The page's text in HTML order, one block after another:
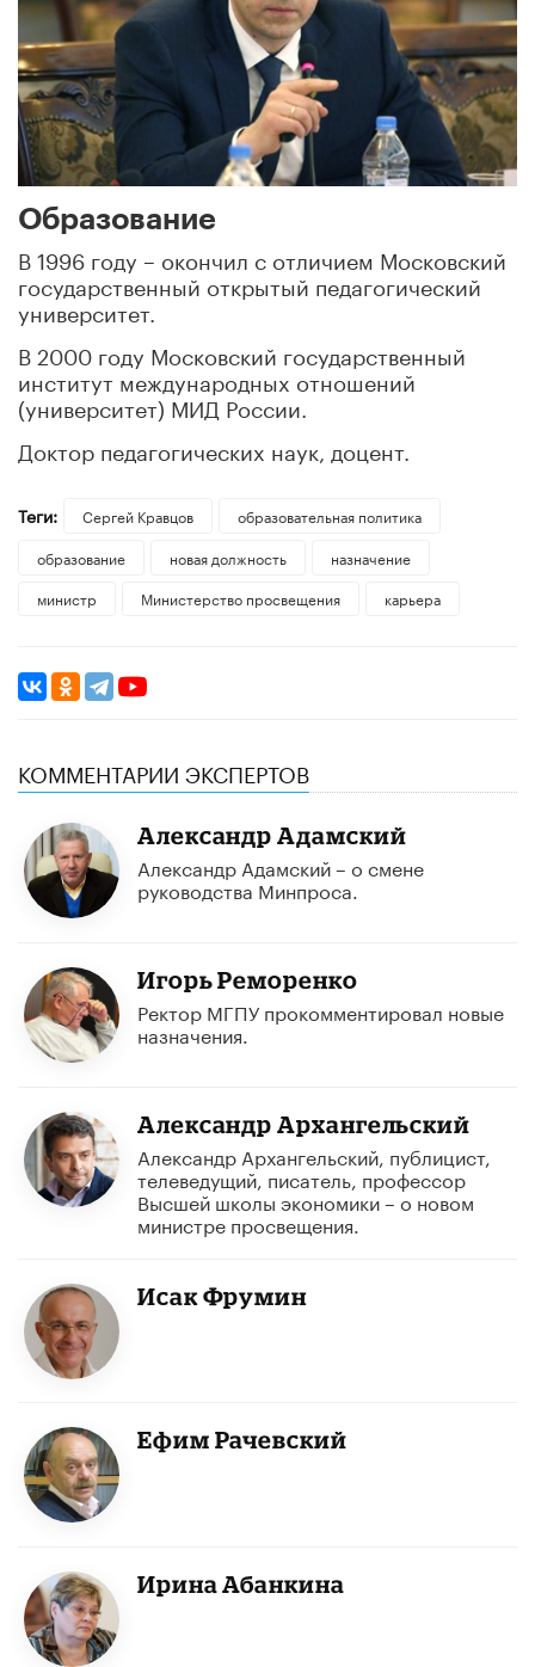
Образование
В 1996 году – окончил с отличием Московский
государственный открытый педагогический
университет.
В 2000 году Московский государственный
институт международных отношений
(университет) МИД России.
Доктор педагогических наук, доцент.
Теги: Сергей Кравцов
образовательная политика
образование
новая должность
назначение
министр
Министерство просвещения карьера
КОММЕНТАРИИ ЭКСПЕРТОВ
Александр Адамский
Александр Адамский – о смене
руководства Минпроса.
Игорь Реморенко
Ректор МГПУ прокомментировал новые
назначения.
Александр Архангельский
Александр Архангельский, публицист,
телеведущий, писатель, профессор
Высшей школы экономики – о новом
министре просвещения.
Исак Фрумин
Ефим Рачевский
Ирина Абанкина